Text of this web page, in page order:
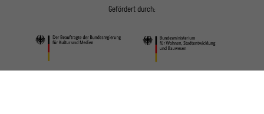
Gefördert durch: